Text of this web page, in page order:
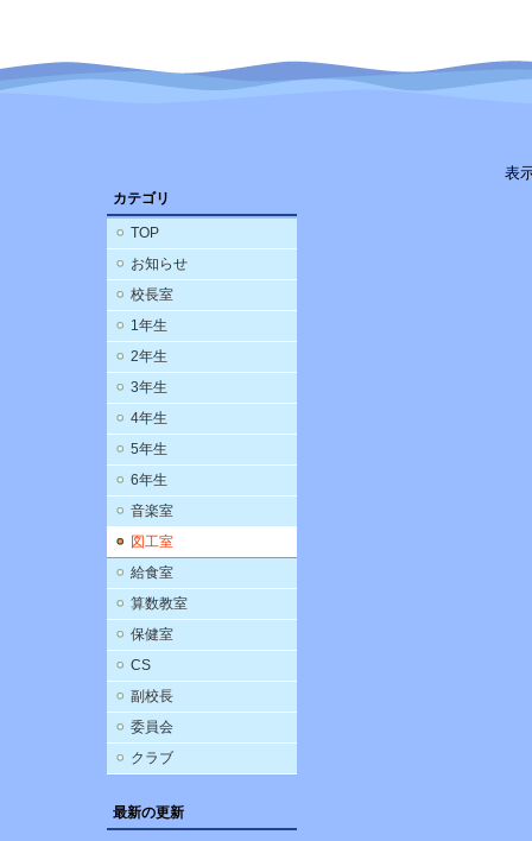
カテゴリ
TOP
お知らせ
校長室
1年生
2年生
3年生
4年生
5年生
6年生
音楽室
図工室
給食室
算数教室
保健室
CS
副校長
委員会
クラブ
最新の更新
表